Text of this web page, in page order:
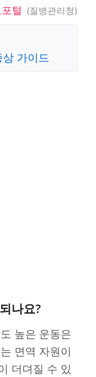
털 질병관리청
상 가이드
나요?
높은 운동은
면역 자원이
더뎌질 수 있